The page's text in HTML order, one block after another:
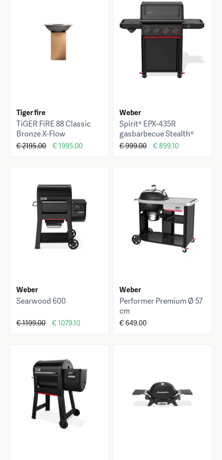
Tiger fire
TiGER FiRE 88 Classic
Bronze X-Flow
€ 2195.00 € 1995.00
Weber
Spirit® EPX-435R
gasbarbecue Stealth®
Edition
€ 999.00 € 899.10
Weber
Searwood 600
€ 1199.00 € 1079.10
Weber
Performer Premium Ø 57
cm
€ 649.00